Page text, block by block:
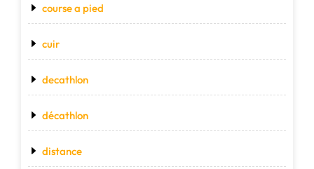
course a pied
cuir
decathlon
décathlon
distance